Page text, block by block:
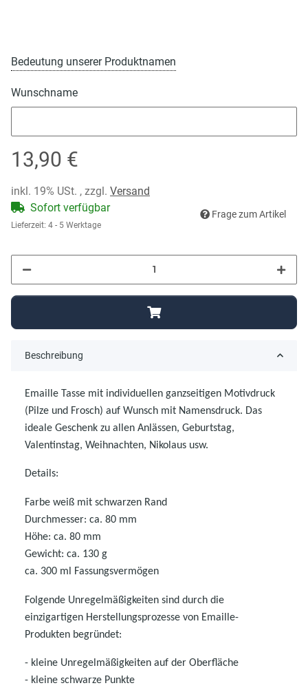
Bedeutung unserer Produktnamen
Wunschname
13,90 €
inkl. 19% USt. , zzgl. Versand
Sofort verfügbar
Lieferzeit: 4 - 5 Werktage
Frage zum Artikel
Beschreibung
Emaille Tasse mit individuellen ganzseitigen Motivdruck
(Pilze und Frosch) auf Wunsch mit Namensdruck. Das
ideale Geschenk zu allen Anlässen, Geburtstag,
Valentinstag, Weihnachten, Nikolaus usw.
Details:
Farbe weiß mit schwarzen Rand
Durchmesser: ca. 80 mm
Höhe: ca. 80 mm
Gewicht: ca. 130 g
ca. 300 ml Fassungsvermögen
Folgende Unregelmäßigkeiten sind durch die
einzigartigen Herstellungsprozesse von Emaille-
Produkten begründet:
- kleine Unregelmäßigkeiten auf der Oberfläche
- kleine schwarze Punkte